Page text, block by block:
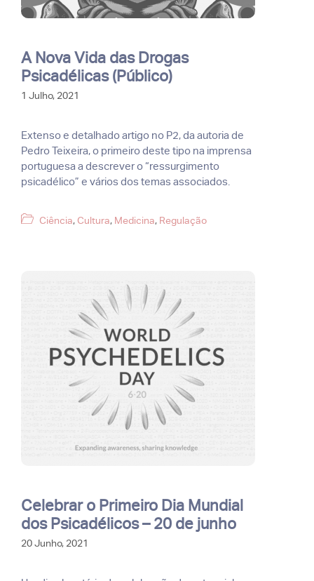
A Nova Vida das Drogas
Psicadélicas (Público)
1 Julho, 2021
Extenso e detalhado artigo no P2, da autoria de
Pedro Teixeira, o primeiro deste tipo na imprensa
portuguesa a descrever o “ressurgimento
psicadélico” e vários dos temas associados.
Categorias
Ciência, Cultura, Medicina, Regulação
Celebrar o Primeiro Dia Mundial
dos Psicadélicos – 20 de junho
20 Junho, 2021